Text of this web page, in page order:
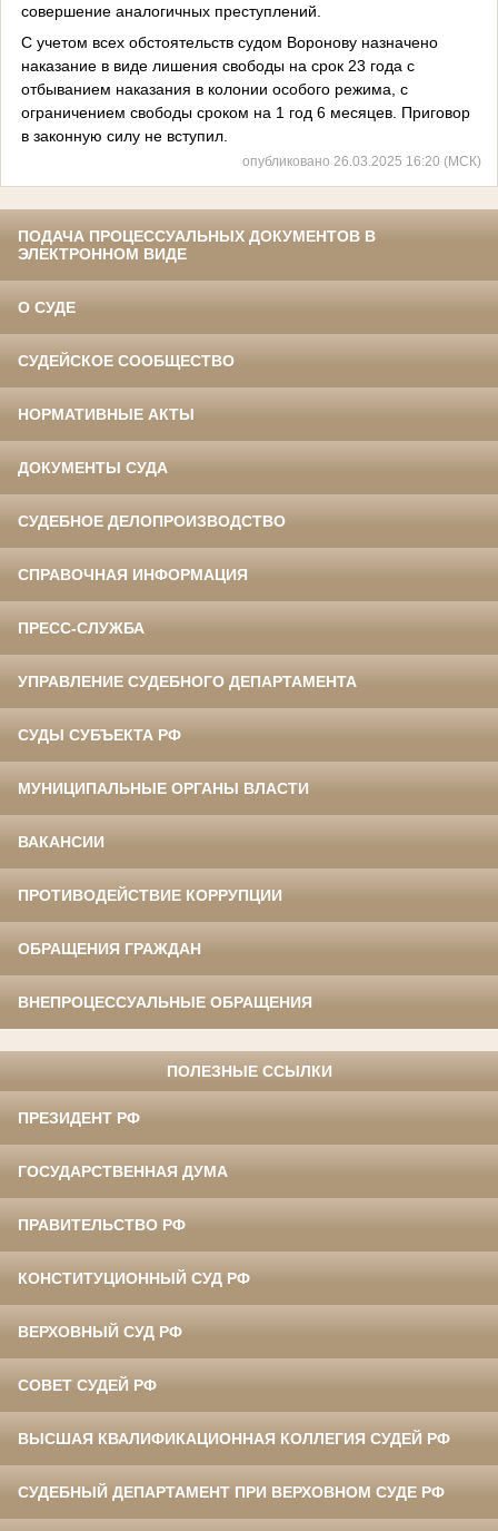
совершение аналогичных преступлений.
С учетом всех обстоятельств судом Воронову назначено
наказание в виде лишения свободы на срок 23 года с
отбыванием наказания в колонии особого режима, с
ограничением свободы сроком на 1 год 6 месяцев. Приговор
в законную силу не вступил.
опубликовано 26.03.2025 16:20 (МСК)
ПОДАЧА ПРОЦЕССУАЛЬНЫХ ДОКУМЕНТОВ В
ЭЛЕКТРОННОМ ВИДЕ
О СУДЕ
СУДЕЙСКОЕ СООБЩЕСТВО
НОРМАТИВНЫЕ АКТЫ
ДОКУМЕНТЫ СУДА
СУДЕБНОЕ ДЕЛОПРОИЗВОДСТВО
СПРАВОЧНАЯ ИНФОРМАЦИЯ
ПРЕСС-СЛУЖБА
УПРАВЛЕНИЕ СУДЕБНОГО ДЕПАРТАМЕНТА
СУДЫ СУБЪЕКТА РФ
МУНИЦИПАЛЬНЫЕ ОРГАНЫ ВЛАСТИ
ВАКАНСИИ
ПРОТИВОДЕЙСТВИЕ КОРРУПЦИИ
ОБРАЩЕНИЯ ГРАЖДАН
ВНЕПРОЦЕССУАЛЬНЫЕ ОБРАЩЕНИЯ
ПОЛЕЗНЫЕ ССЫЛКИ
ПРЕЗИДЕНТ РФ
ГОСУДАРСТВЕННАЯ ДУМА
ПРАВИТЕЛЬСТВО РФ
КОНСТИТУЦИОННЫЙ СУД РФ
ВЕРХОВНЫЙ СУД РФ
СОВЕТ СУДЕЙ РФ
ВЫСШАЯ КВАЛИФИКАЦИОННАЯ КОЛЛЕГИЯ СУДЕЙ РФ
СУДЕБНЫЙ ДЕПАРТАМЕНТ ПРИ ВЕРХОВНОМ СУДЕ РФ